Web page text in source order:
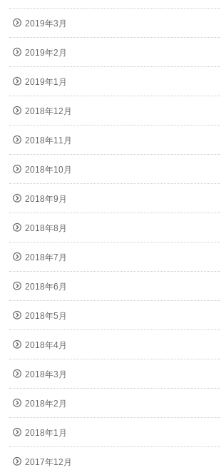
2019年3月
2019年2月
2019年1月
2018年12月
2018年11月
2018年10月
2018年9月
2018年8月
2018年7月
2018年6月
2018年5月
2018年4月
2018年3月
2018年2月
2018年1月
2017年12月